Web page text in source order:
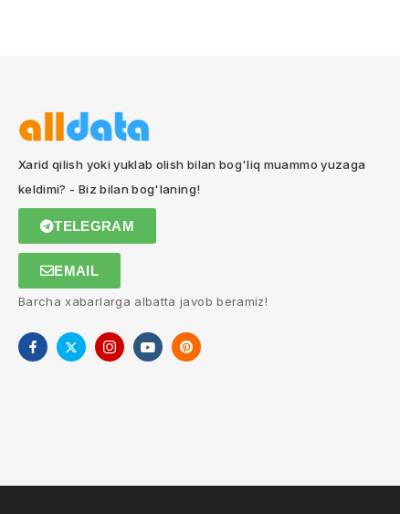
Xarid qilish yoki yuklab olish bilan bog'liq muammo yuzaga
keldimi? - Biz bilan bog'laning!
TELEGRAM
EMAIL
Barcha xabarlarga albatta javob beramiz!